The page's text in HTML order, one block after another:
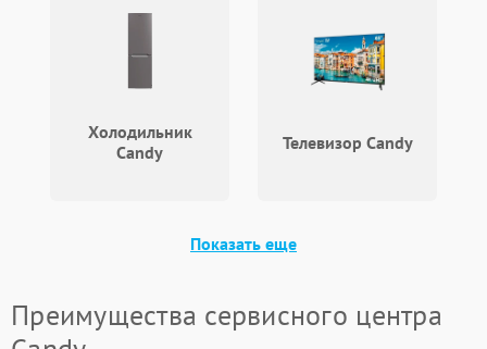
Холодильник
Candy
Телевизор Candy
Показать еще
Преимущества сервисного центра